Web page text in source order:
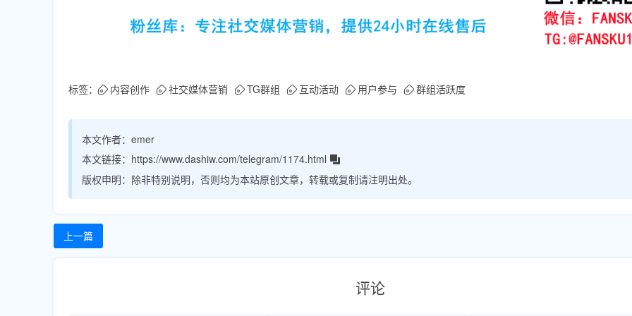
标签： 内容创作 社交媒体营销 TG群组 互动活动 用户参与 群组活跃度
本文作者： emer
本文链接： https://www.dashiw.com/telegram/1174.html
版权申明： 除非特别说明，否则均为本站原创文章，转载或复制请注明出处。
上一篇
评论